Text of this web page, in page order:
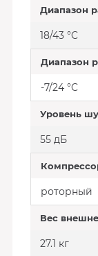
Диапазон
18/43 °C
Диапазон
-7/24 °C
Уровень
55 дБ
роторный
Вес
27.1 кг